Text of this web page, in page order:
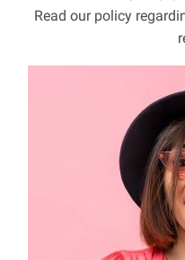
Read our policy